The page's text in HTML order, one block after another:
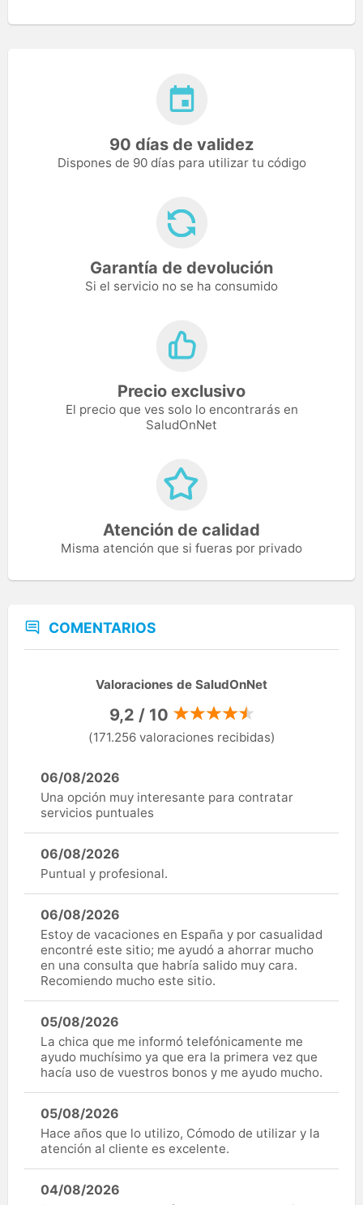
90 días de validez
Dispones de 90 días para utilizar tu código
Garantía de devolución
Si el servicio no se ha consumido
Precio exclusivo
El precio que ves solo lo encontrarás en
SaludOnNet
Atención de calidad
Misma atención que si fueras por privado
COMENTARIOS
Valoraciones de SaludOnNet
9,2 / 10
(171.256 valoraciones recibidas)
06/08/2026
Una opción muy interesante para contratar
servicios puntuales
06/08/2026
Puntual y profesional.
06/08/2026
Estoy de vacaciones en España y por casualidad
encontré este sitio; me ayudó a ahorrar mucho
en una consulta que habría salido muy cara.
Recomiendo mucho este sitio.
05/08/2026
La chica que me informó telefónicamente me
ayudo muchísimo ya que era la primera vez que
hacía uso de vuestros bonos y me ayudo mucho.
05/08/2026
Hace años que lo utilizo, Cómodo de utilizar y la
atención al cliente es excelente.
04/08/2026